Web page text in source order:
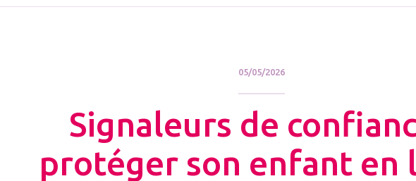
05/05/2026
Signaleurs de
protéger son enfant en